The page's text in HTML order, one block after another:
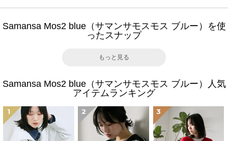
Samansa Mos2 blue（サマンサモスモス ブルー）を使
ったスナップ
もっと見る
Samansa Mos2 blue（サマンサモスモス ブルー）人気
アイテムランキング
1 2 3